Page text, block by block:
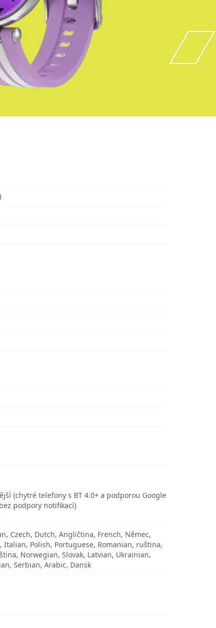
(chytré telefony s BT 4.0+ a podporou Google
podpory notifikací)
Czech, Dutch, Angličtina, French, Němec,
Italian, Polish, Portuguese, Romanian, ruština,
Norwegian, Slovak, Latvian, Ukrainian,
Serbian, Arabic, Dansk